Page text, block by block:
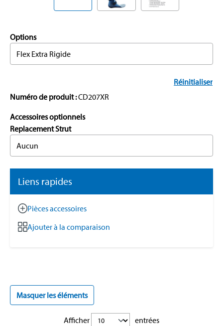
Options
Flex Extra Rigide
Réinitialiser
Numéro de produit :CD207XR
Accessoires optionnels
Replacement Strut
Aucun
Liens rapides
Pièces accessoires
Ajouter à la comparaison
Masquer les éléments
Afficher
entrées